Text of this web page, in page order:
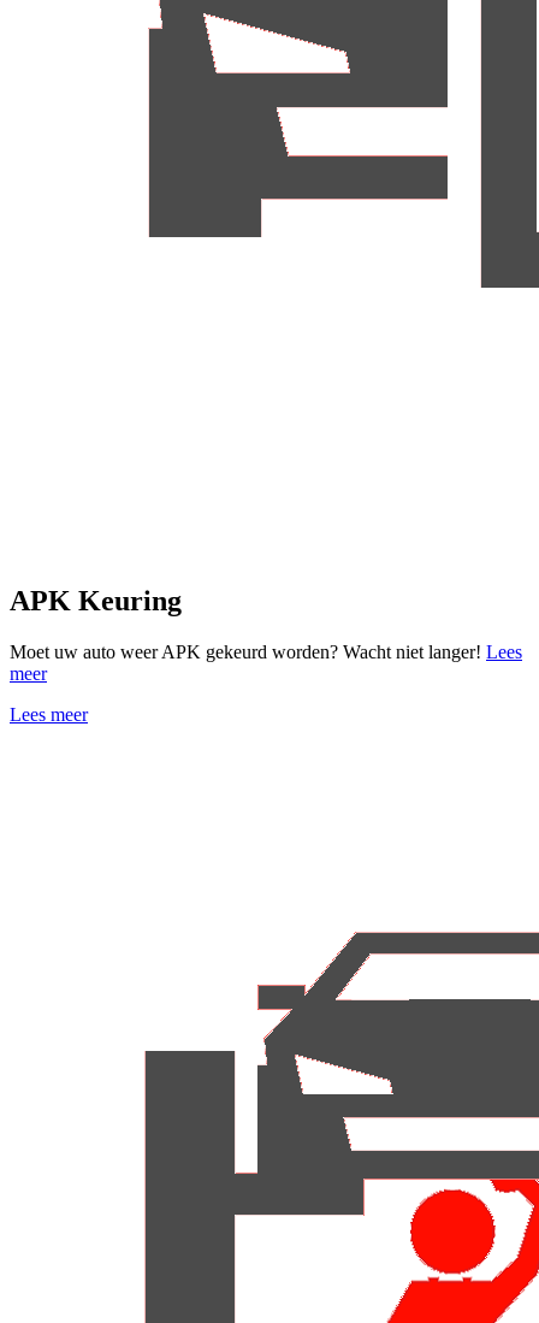
APK Keuring
Moet uw auto weer APK gekeurd worden? Wacht niet langer! Lees
meer
Lees meer